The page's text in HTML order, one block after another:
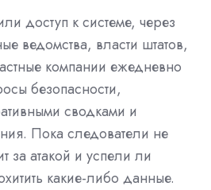
доступ к системе, через
ведомства, власти штатов,
компании ежедневно
безопасности,
сводками и
Пока следователи не
за атакой и успели ли
какие-либо данные.